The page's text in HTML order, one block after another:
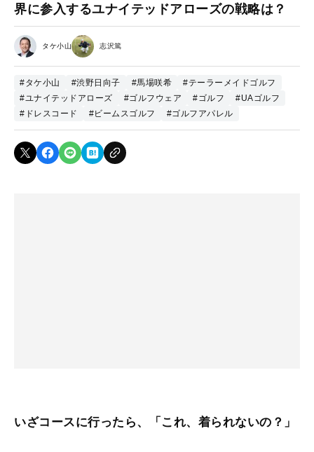
界に参入するユナイテッドアローズの戦略は？
タケ小山 志沢篤
#タケ小山 #渋野日向子 #馬場咲希
#テーラーメイドゴルフ
#ユナイテッドアローズ
#ゴルフウェア #ゴルフ
#UAゴルフ
#ドレスコード
#ビームスゴルフ #ゴルフアパレル
いざコースに行ったら、「これ、着られないの？」